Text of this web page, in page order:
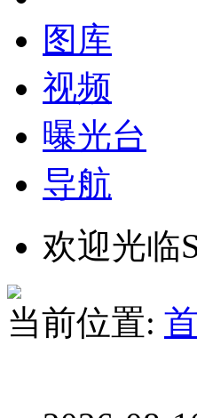
图库
视频
曝光台
导航
欢迎光临
当前位置: